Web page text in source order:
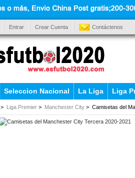
Entrar Crear Cuenta Contáctenos
Seleccion Nacional La Liga Liga
> Liga Premier > Manchester City > Camisetas del